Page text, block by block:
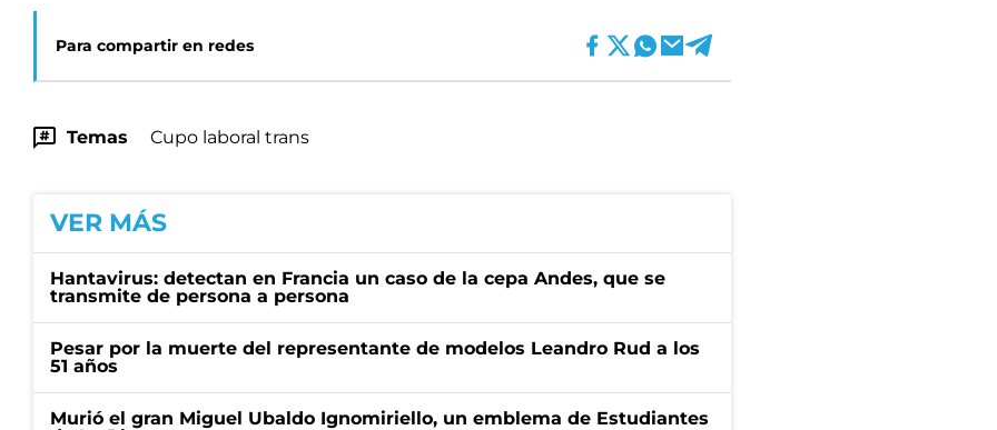
Para compartir en redes
Temas Cupo laboral trans
VER MÁS
Hantavirus: detectan en Francia un caso de la cepa Andes, que se
transmite de persona a persona
Pesar por la muerte del representante de modelos Leandro Rud a los
51 años
Murió el gran Miguel Ubaldo Ignomiriello, un emblema de Estudiantes